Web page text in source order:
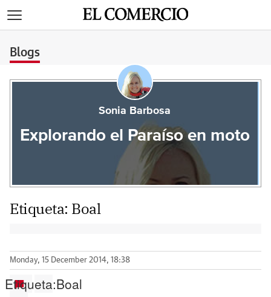
Blogs
Sonia Barbosa
Explorando el Paraíso en moto
Etiqueta: Boal
Monday, 15 December 2014, 18:38
Etiqueta:Boal